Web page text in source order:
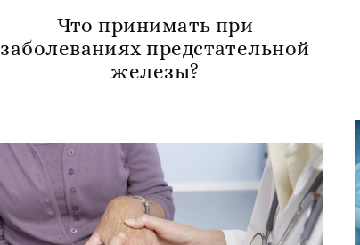
Что принимать при
заболеваниях предстательной
железы?